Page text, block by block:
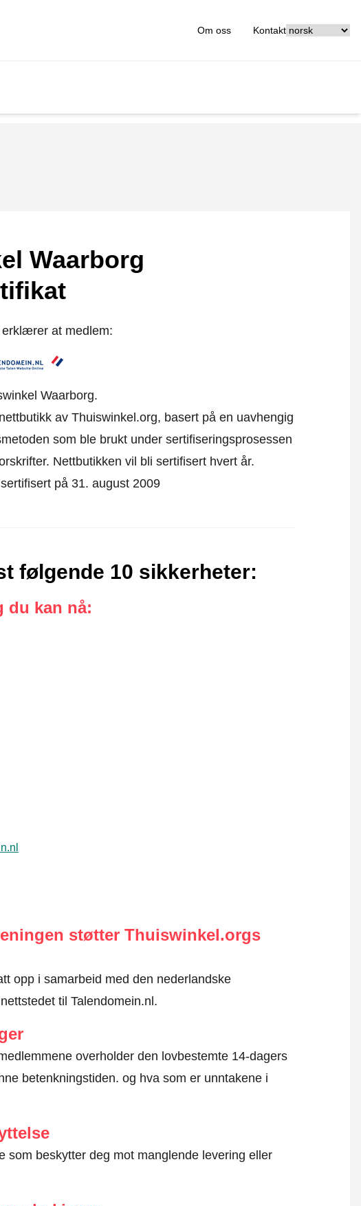
Om oss Kontakt
Waarborg
at medlem:
Waarborg.
av Thuiswinkel.org, basert på en uavhengig
som ble brukt under sertifiseringsprosessen
Nettbutikken vil bli sertifisert hvert år.
på 31. august 2009
følgende 10 sikkerheter:
du kan nå:
støtter Thuiswinkel.orgs
opp i samarbeid med den nederlandske
til Talendomein.nl.
overholder den lovbestemte 14-dagers
betenkningstiden. og hva som er unntakene i
som beskytter deg mot manglende levering eller